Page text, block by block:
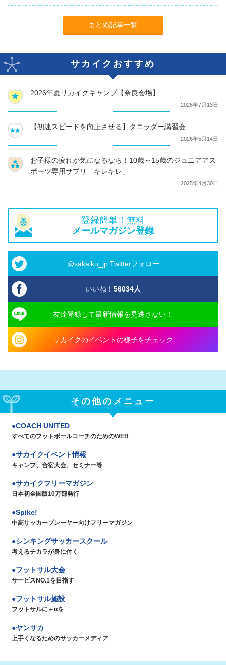
まとめ記事一覧
サカイクおすすめ
2026年夏サカイクキャンプ【奈良会場】
2026年7月13日
【初速スピードを向上させる】タニラダー講習会
2026年5月14日
お子様の疲れが気になるなら！10歳～15歳のジュニアアス
ポーツ専用サプリ「キレキレ」
2025年4月30日
登録簡単！無料
メールマガジン登録
@sakaiku_jp Twitterフォロー
いいね！ 56034人
友達登録して最新情報を見逃さない！
サカイクのイベントの様子をチェック
その他のメニュー
COACH UNITED
すべてのフットボールコーチのためのWEB
サカイクイベント情報
キャンプ、合宿大会、セミナー等
サカイクフリーマガジン
日本初全国版10万部発行
Spike!
中高サッカープレーヤー向けフリーマガジン
シンキングサッカースクール
考えるチカラが身に付く
フットサル大会
サービスNO.1を目指す
フットサル施設
フットサルに＋αを
ヤンサカ
上手くなるためのサッカーメディア